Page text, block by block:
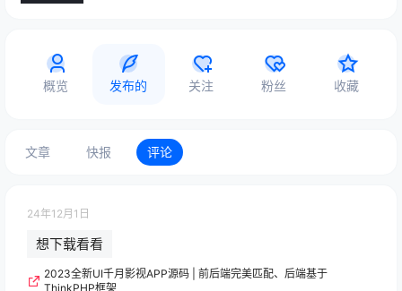
概览 发布的 关注 粉丝 收藏
文章 快报 评论
24年12月1日
想下载看看
2023全新UI千月影视APP源码 | 前后端完美匹配、后端基于
ThinkPHP框架